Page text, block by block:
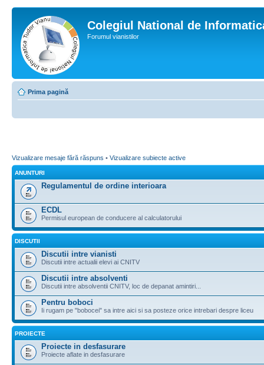
Colegiul National de
Forumul vianistilor
Prima pagină
Vizualizare mesaje fără răspuns • Vizualizare subiecte active
ANUNTURI
Regulamentul de ordine interioara
ECDL
Permisul european de conducere al calculatorului
DISCUTII
Discutii intre vianisti
Discutii intre actualii elevi ai CNITV
Discutii intre absolventi
Discutii intre absolventii CNITV, loc de depanat amintiri...
Pentru boboci
Ii rugam pe "bobocei" sa intre aici si sa posteze orice intrebari despre liceu
PROIECTE
Proiecte in desfasurare
Proiecte aflate in desfasurare